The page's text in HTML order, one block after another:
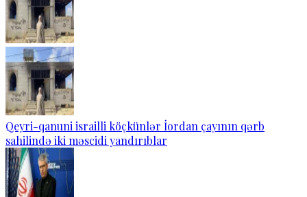
Qeyri-qanuni israilli köçkünlər İordan çayının qərb
sahilində iki məscidi yandırıblar